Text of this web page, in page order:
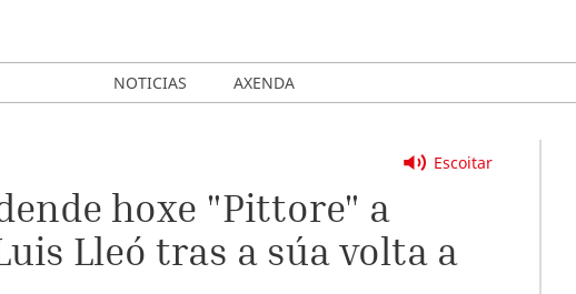
NOTICIAS AXENDA
Escoitar
hoxe "Pittore" a
Lleó tras a súa volta a